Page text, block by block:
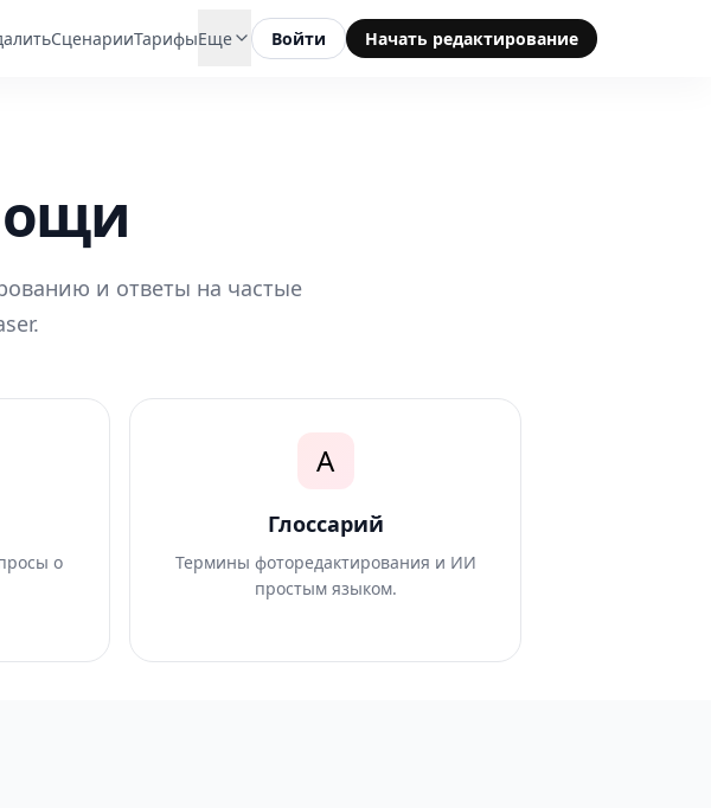
СценарииТарифыЕще Войти Начать редактирование
и ответы на частые
о
A
Глоссарий
Термины фоторедактирования и ИИ
простым языком.